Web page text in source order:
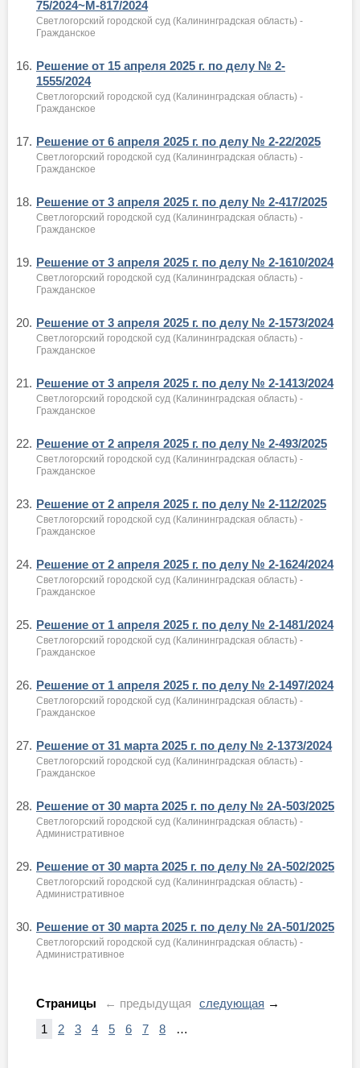
75/2024~М-817/2024
Светлогорский городской суд (Калининградская область) -
Гражданское
16. Решение от 15 апреля 2025 г. по делу № 2-
1555/2024
Светлогорский городской суд (Калининградская область) -
Гражданское
17. Решение от 6 апреля 2025 г. по делу № 2-22/2025
Светлогорский городской суд (Калининградская область) -
Гражданское
18. Решение от 3 апреля 2025 г. по делу № 2-417/2025
Светлогорский городской суд (Калининградская область) -
Гражданское
19. Решение от 3 апреля 2025 г. по делу № 2-1610/2024
Светлогорский городской суд (Калининградская область) -
Гражданское
20. Решение от 3 апреля 2025 г. по делу № 2-1573/2024
Светлогорский городской суд (Калининградская область) -
Гражданское
21. Решение от 3 апреля 2025 г. по делу № 2-1413/2024
Светлогорский городской суд (Калининградская область) -
Гражданское
22. Решение от 2 апреля 2025 г. по делу № 2-493/2025
Светлогорский городской суд (Калининградская область) -
Гражданское
23. Решение от 2 апреля 2025 г. по делу № 2-112/2025
Светлогорский городской суд (Калининградская область) -
Гражданское
24. Решение от 2 апреля 2025 г. по делу № 2-1624/2024
Светлогорский городской суд (Калининградская область) -
Гражданское
25. Решение от 1 апреля 2025 г. по делу № 2-1481/2024
Светлогорский городской суд (Калининградская область) -
Гражданское
26. Решение от 1 апреля 2025 г. по делу № 2-1497/2024
Светлогорский городской суд (Калининградская область) -
Гражданское
27. Решение от 31 марта 2025 г. по делу № 2-1373/2024
Светлогорский городской суд (Калининградская область) -
Гражданское
28. Решение от 30 марта 2025 г. по делу № 2А-503/2025
Светлогорский городской суд (Калининградская область) -
Административное
29. Решение от 30 марта 2025 г. по делу № 2А-502/2025
Светлогорский городской суд (Калининградская область) -
Административное
30. Решение от 30 марта 2025 г. по делу № 2А-501/2025
Светлогорский городской суд (Калининградская область) -
Административное
Страницы ← предыдущая следующая →
1
2 3 4 5 6 7 8 …